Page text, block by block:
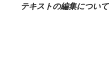
テキストの編集について